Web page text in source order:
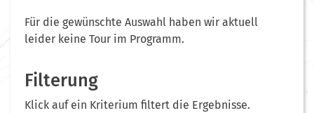
Für die gewünschte Auswahl haben wir aktuell
leider keine Tour im Programm.
Filterung
Klick auf ein Kriterium filtert die Ergebnisse.